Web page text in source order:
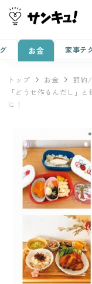
お金 家事テ
トップ お金
節約/
「どうせ作るんだし」
に！